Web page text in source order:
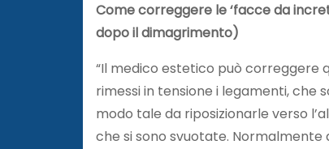
Come correggere le ‘facce da
dopo il dimagrimento)
“Il medico estetico può correggere
rimessi in tensione i legamenti, che
modo tale da riposizionarle verso
che si sono svuotate.